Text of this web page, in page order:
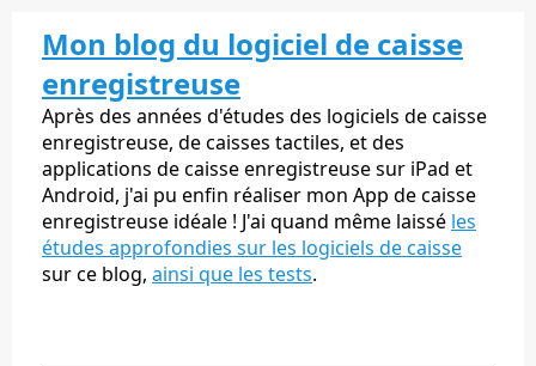
Mon blog du logiciel de caisse
enregistreuse
Après des années d'études des logiciels de caisse
enregistreuse, de caisses tactiles, et des
applications de caisse enregistreuse sur iPad et
Android, j'ai pu enfin réaliser mon App de caisse
enregistreuse idéale ! J'ai quand même laissé les
études approfondies sur les logiciels de caisse
sur ce blog, ainsi que les tests.